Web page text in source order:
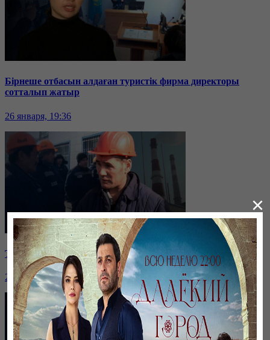
Бірнеше отбасын алдаған туристік фирма директоры
сотталып жатыр
26 января, 19:36
Таразда ТЭЦ қызметкерлері жалақы көтеруді талап етті
26 января, 19:36
×